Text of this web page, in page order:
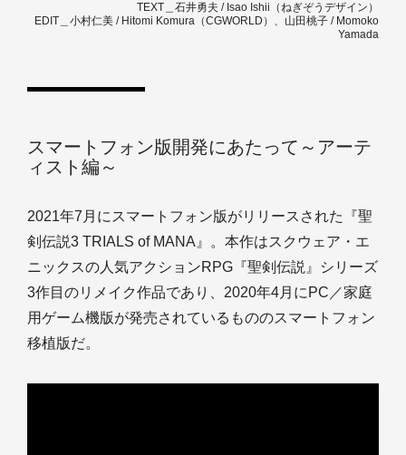
TEXT＿石井勇夫 / Isao Ishii（ねぎぞうデザイン）
EDIT＿小村仁美 / Hitomi Komura（CGWORLD）、山田桃子 / Momoko
Yamada
スマートフォン版開発にあたって～アーテ
ィスト編～
2021年7月にスマートフォン版がリリースされた『聖
剣伝説3 TRIALS of MANA』。本作はスクウェア・エ
ニックスの人気アクションRPG『聖剣伝説』シリーズ
3作目のリメイク作品であり、2020年4月にPC／家庭
用ゲーム機版が発売されているもののスマートフォン
移植版だ。